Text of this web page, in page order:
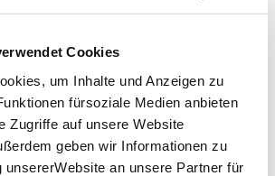
Cookies
um Inhalte und Anzeigen zu
fürsoziale Medien anbieten
Zugriffe auf unsere Website
geben wir Informationen zu
unsererWebsite an unsere Partner für
Beratung
55007600
stuttgart.de
stuttgart.de